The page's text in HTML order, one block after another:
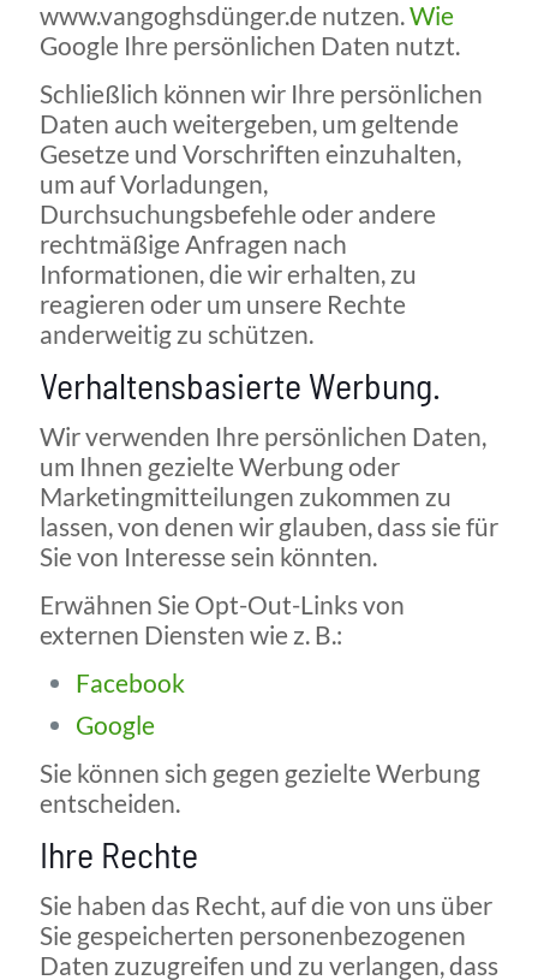
www.vangoghsdünger.de nutzen.Wie
Google Ihre persönlichen Daten nutzt.
Schließlich können wir Ihre persönlichen
Daten auch weitergeben, um geltende
Gesetze und Vorschriften einzuhalten,
um auf Vorladungen,
Durchsuchungsbefehle oder andere
rechtmäßige Anfragen nach
Informationen, die wir erhalten, zu
reagieren oder um unsere Rechte
anderweitig zu schützen.
Verhaltensbasierte Werbung.
Wir verwenden Ihre persönlichen Daten,
um Ihnen gezielte Werbung oder
Marketingmitteilungen zukommen zu
lassen, von denen wir glauben, dass sie für
Sie von Interesse sein könnten.
Erwähnen Sie Opt-Out-Links von
externen Diensten wie z. B.:
Facebook
Google
Sie können sich gegen gezielte Werbung
entscheiden.
Ihre Rechte
Sie haben das Recht, auf die von uns über
Sie gespeicherten personenbezogenen
Daten zuzugreifen und zu verlangen, dass